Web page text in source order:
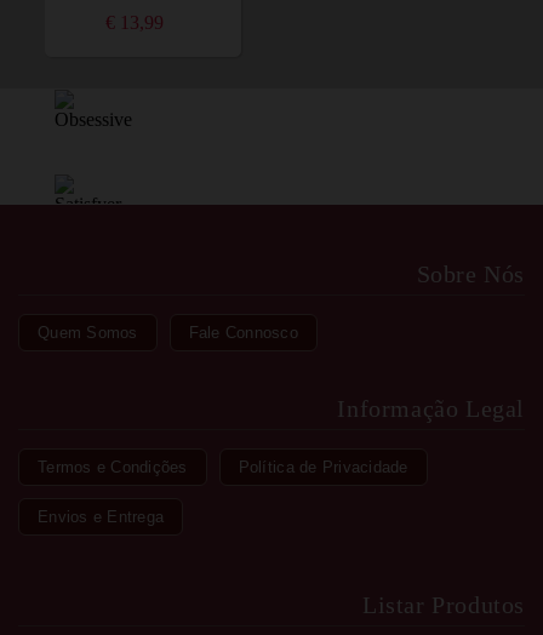
€ 13,99
Sobre Nós
Quem Somos Fale Connosco
Informação Legal
Termos e Condições Política de Privacidade
Envios e Entrega
Listar Produtos